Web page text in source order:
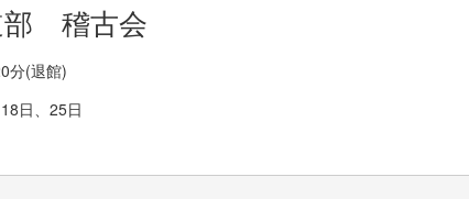
部 稽古会
分(退館)
日、25日